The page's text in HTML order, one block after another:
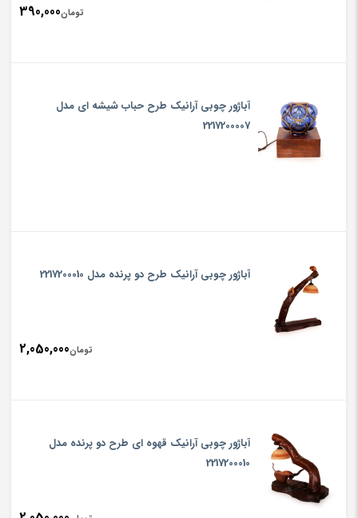
تومان390,000
آباژور چوبی‏ آرانیک ‏طرح ‏حباب شیشه ای‏ مدل
2217200007
آباژور چوبی‏ آرانیک طرح ‏دو پرنده‏ مدل 2217200010
تومان2,050,000
آباژور چوبی‏ آرانیک ‏قهوه ای‏ طرح ‏دو پرنده‏ مدل
2217200010